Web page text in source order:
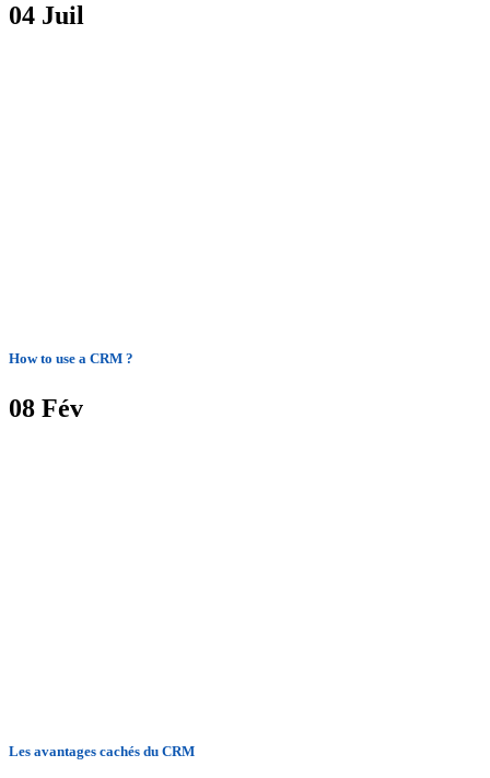
04 Juil
How to use a CRM ?
08 Fév
Les avantages cachés du CRM